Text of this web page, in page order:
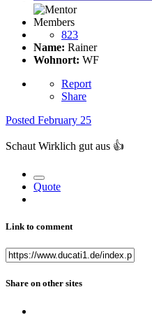
Members
823
Name: Rainer
Wohnort: WF
Report
Share
Posted February 25
Schaut Wirklich gut aus 👍
Quote
Link to comment
Share on other sites